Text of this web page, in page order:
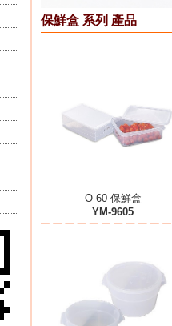
保鮮盒 系列 產品
O-60 保鮮盒
YM-9605